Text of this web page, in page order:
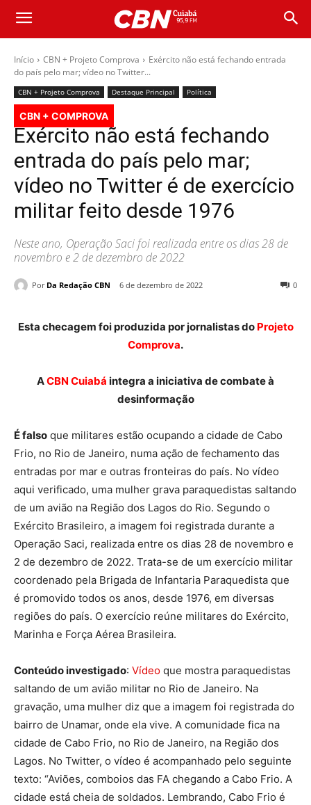
Início CBN + Projeto Comprova
Exército não está fechando entrada
do país pelo mar; vídeo no Twitter...
CBN + Projeto Comprova Destaque Principal Política
CBN + COMPROVA
Exército não está fechando
entrada do país pelo mar;
vídeo no Twitter é de exercício
militar feito desde 1976
Neste ano, Operação Saci foi realizada entre os dias 28 de
novembro e 2 de dezembro de 2022
Por Da Redação CBN 6 de dezembro de 2022 0
Esta checagem foi produzida por jornalistas do Projeto
Comprova.
ACBN Cuiabá integra a iniciativa de combate à
desinformação
É falso que militares estão ocupando a cidade de Cabo
Frio, no Rio de Janeiro, numa ação de fechamento das
entradas por mar e outras fronteiras do país. No vídeo
aqui verificado, uma mulher grava paraquedistas saltando
de um avião na Região dos Lagos do Rio. Segundo o
Exército Brasileiro, a imagem foi registrada durante a
Operação Saci, realizada entre os dias 28 de novembro e
2 de dezembro de 2022. Trata-se de um exercício militar
coordenado pela Brigada de Infantaria Paraquedista que
é promovido todos os anos, desde 1976, em diversas
regiões do país. O exercício reúne militares do Exército,
Marinha e Força Aérea Brasileira.
Conteúdo investigado: Vídeo que mostra paraquedistas
saltando de um avião militar no Rio de Janeiro. Na
gravação, uma mulher diz que a imagem foi registrada do
bairro de Unamar, onde ela vive. A comunidade fica na
cidade de Cabo Frio, no Rio de Janeiro, na Região dos
Lagos. No Twitter, o vídeo é acompanhado pelo seguinte
texto: “Aviões, comboios das FA chegando a Cabo Frio. A
cidade está cheia de soldados. Lembrando, Cabo Frio é